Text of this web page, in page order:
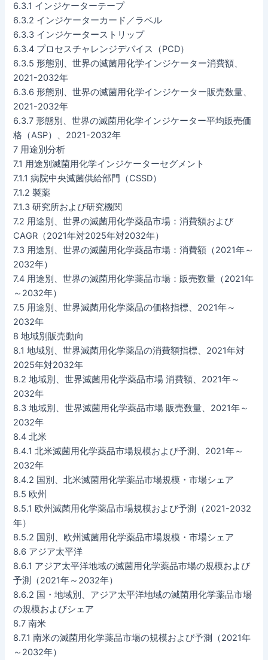
6.3.1 インジケーターテープ
6.3.2 インジケーターカード／ラベル
6.3.3 インジケーターストリップ
6.3.4 プロセスチャレンジデバイス（PCD）
6.3.5 形態別、世界の滅菌用化学インジケーター消費額、
2021-2032年
6.3.6 形態別、世界の滅菌用化学インジケーター販売数量、
2021-2032年
6.3.7 形態別、世界の滅菌用化学インジケーター平均販売価
格（ASP）、2021-2032年
7 用途別分析
7.1 用途別滅菌用化学インジケーターセグメント
7.1.1 病院中央滅菌供給部門（CSSD）
7.1.2 製薬
7.1.3 研究所および研究機関
7.2 用途別、世界の滅菌用化学薬品市場：消費額および
CAGR（2021年対2025年対2032年）
7.3 用途別、世界の滅菌用化学薬品市場：消費額（2021年～
2032年）
7.4 用途別、世界の滅菌用化学薬品市場：販売数量（2021年
～2032年）
7.5 用途別、世界滅菌用化学薬品の価格指標、2021年～
2032年
8 地域別販売動向
8.1 地域別、世界滅菌用化学薬品の消費額指標、2021年対
2025年対2032年
8.2 地域別、世界滅菌用化学薬品市場 消費額、2021年～
2032年
8.3 地域別、世界滅菌用化学薬品市場 販売数量、2021年～
2032年
8.4 北米
8.4.1 北米滅菌用化学薬品市場規模および予測、2021年～
2032年
8.4.2 国別、北米滅菌用化学薬品市場規模・市場シェア
8.5 欧州
8.5.1 欧州滅菌用化学薬品市場規模および予測（2021-2032
年）
8.5.2 国別、欧州滅菌用化学薬品市場規模・市場シェア
8.6 アジア太平洋
8.6.1 アジア太平洋地域の滅菌用化学薬品市場の規模および
予測（2021年～2032年）
8.6.2 国・地域別、アジア太平洋地域の滅菌用化学薬品市場
の規模およびシェア
8.7 南米
8.7.1 南米の滅菌用化学薬品市場の規模および予測（2021年
～2032年）